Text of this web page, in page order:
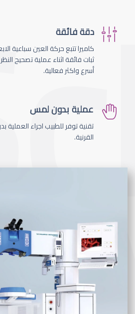
دقة فائقة
ثبات فائقة اثناء عملية تصحيح
أسرع واكثر فعالية.
عملية بدون لمس
تقنية توفر للطبيب اجراء
القرنية.